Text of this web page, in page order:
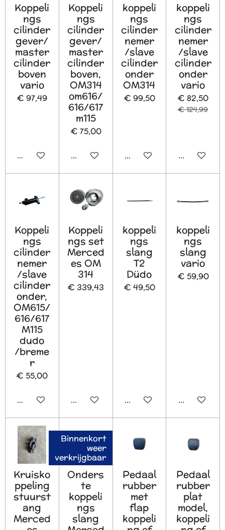
Koppeli
ngs
cilinder
gever/
master
cilinder
boven
vario
€ 97,49
In winkelwagen
Koppeli
ngs
cilinder
gever/
master
cilinder
boven,
OM314
om616/
616/617
m115
€ 75,00
In winkelwagen
koppeli
ngs
cilinder
nemer
/slave
cilinder
onder
OM314
€ 99,50
In winkelwagen
koppeli
ngs
cilinder
nemer
/slave
cilinder
onder
vario
€ 82,50
€ 124,99
In
Koppeli
ngs
cilinder
nemer
/slave
cilinder
onder,
OM615/
616/617
M115
dudo
/breme
r
€ 55,00
In winkelwagen
Koppeli
ngs set
Merced
es OM
314
€ 339,43
In winkelwagen
koppeli
ngs
slang
T2
Düdo
€ 49,50
In winkelwagen
koppeli
ngs
slang
vario
€ 59,90
In
Kruisko
ppeling
stuurst
ang
Merced
Binnenkort
weer
verkrijgbaar
Onders
te
koppeli
ngs
slang
Pedaal
rubber
met
flap
koppeli
Pedaal
rubber
plat
model,
koppeli